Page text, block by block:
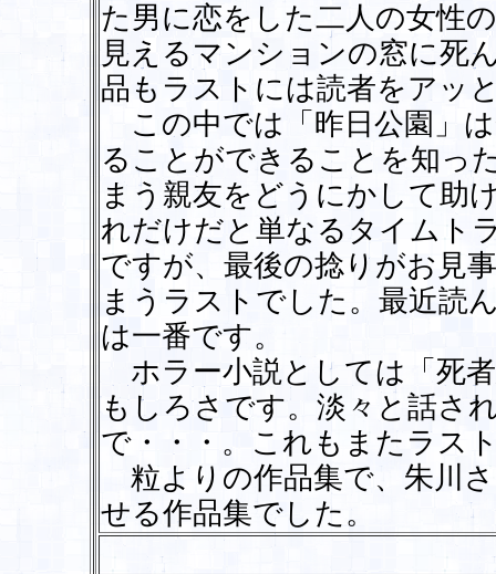
た男に恋をした二人の女性
見えるマンションの窓に死
品もラストには読者をアッ
この中では「昨日公園」
ることができることを知っ
まう親友をどうにかして助
れだけだと単なるタイムト
ですが、最後の捻りがお見
まうラストでした。最近読
は一番です。
ホラー小説としては「死
もしろさです。淡々と話さ
で・・・。これもまたラス
粒よりの作品集で、朱川
せる作品集でした。